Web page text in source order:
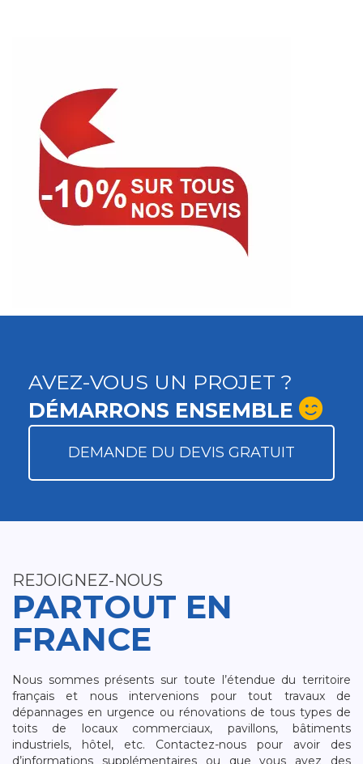
AVEZ-VOUS UN PROJET ?
DÉMARRONS ENSEMBLE
DEMANDE DU DEVIS GRATUIT
REJOIGNEZ-NOUS
PARTOUT EN
FRANCE
Nous sommes présents sur toute l’étendue du territoire
français et nous intervenions pour tout travaux de
dépannages en urgence ou rénovations de tous types de
toits de locaux commerciaux, pavillons, bâtiments
industriels, hôtel, etc. Contactez-nous pour avoir des
d’informations supplémentaires ou que vous avez des